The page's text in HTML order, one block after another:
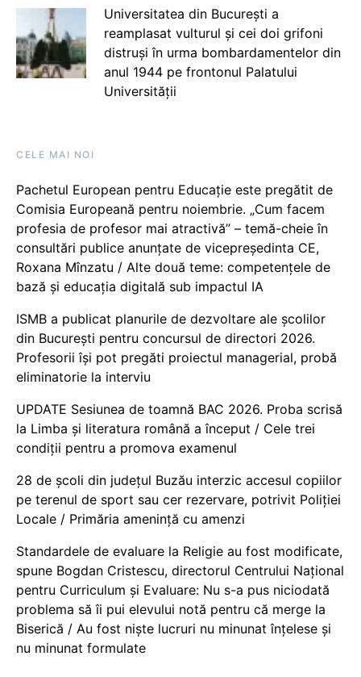
Universitatea din București a
reamplasat vulturul și cei doi grifoni
distruși în urma bombardamentelor din
anul 1944 pe frontonul Palatului
Universității
CELE MAI NOI
Pachetul European pentru Educație este pregătit de
Comisia Europeană pentru noiembrie. „Cum facem
profesia de profesor mai atractivă” – temă-cheie în
consultări publice anunțate de vicepreședinta CE,
Roxana Mînzatu / Alte două teme: competențele de
bază și educația digitală sub impactul IA
ISMB a publicat planurile de dezvoltare ale școlilor
din București pentru concursul de directori 2026.
Profesorii își pot pregăti proiectul managerial, probă
eliminatorie la interviu
UPDATE Sesiunea de toamnă BAC 2026. Proba scrisă
la Limba și literatura română a început / Cele trei
condiții pentru a promova examenul
28 de școli din județul Buzău interzic accesul copiilor
pe terenul de sport sau cer rezervare, potrivit Poliției
Locale / Primăria amenință cu amenzi
Standardele de evaluare la Religie au fost modificate,
spune Bogdan Cristescu, directorul Centrului Național
pentru Curriculum și Evaluare: Nu s-a pus niciodată
problema să îi pui elevului notă pentru că merge la
Biserică / Au fost niște lucruri nu minunat înțelese și
nu minunat formulate